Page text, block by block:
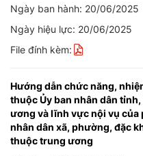
Ngày ban hành: 20/06/2025
Ngày hiệu lực: 20/06/2025
File đính kèm:
Hướng dẫn chức năng,
thuộc Ủy ban nhân dân
ương và lĩnh vực nội vụ của
nhân dân xã, phường, đặc
thuộc trung ương